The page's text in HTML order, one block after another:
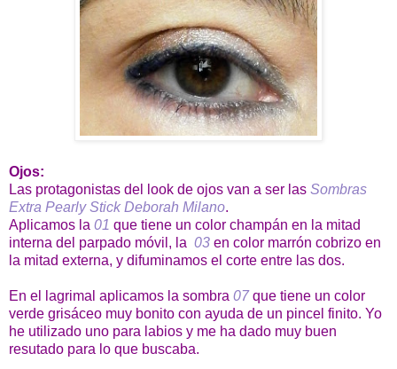
Ojos:
Las protagonistas del look de ojos van a ser las Sombras
Extra Pearly Stick Deborah Milano.
Aplicamos la 01 que tiene un color champán en la mitad
interna del parpado móvil, la 03 en color marrón cobrizo en
la mitad externa, y difuminamos el corte entre las dos.
En el lagrimal aplicamos la sombra 07que tiene un color
verde grisáceo muy bonito con ayuda de un pincel finito. Yo
he utilizado uno para labios y me ha dado muy buen
resutado para lo que buscaba.